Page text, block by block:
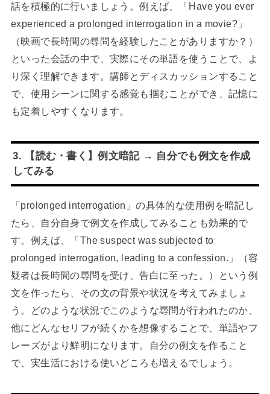
話を積極的に行いましょう。例えば、「Have you ever
experienced a prolonged interrogation in a movie?」
（映画で長時間の尋問を経験したことがありますか？）
といった会話の中で、実際にその単語を使うことで、よ
り深く理解できます。講師とディスカッションすること
で、使用シーンに関する感覚も掴むことができ、記憶に
も定着しやすくなります。
3. 【読む・書く】例文暗記 → 自分でも例文を作成
してみる
「prolonged interrogation」の具体的な使用例を暗記し
たら、自分自身で例文を作成してみることも効果的で
す。例えば、「The suspect was subjected to
prolonged interrogation, leading to a confession.」（容
疑者は長時間の尋問を受け、告白に至った。）という例
文を作ったら、その文の背景や状況を考えてみましょ
う。どのような状況でこのような尋問が行われたのか、
他にどんなセリフが続くかを想像することで、単語やフ
レーズがより鮮明になります。自分の例文を作ること
で、実生活における使いどころも増えるでしょう。